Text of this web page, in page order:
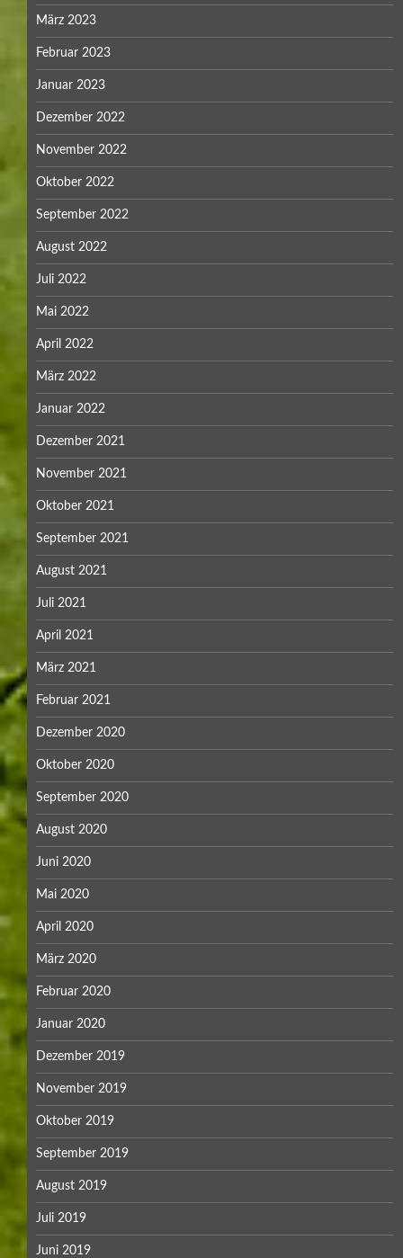
März 2023
Februar 2023
Januar 2023
Dezember 2022
November 2022
Oktober 2022
September 2022
August 2022
Juli 2022
Mai 2022
April 2022
März 2022
Januar 2022
Dezember 2021
November 2021
Oktober 2021
September 2021
August 2021
Juli 2021
April 2021
März 2021
Februar 2021
Dezember 2020
Oktober 2020
September 2020
August 2020
Juni 2020
Mai 2020
April 2020
März 2020
Februar 2020
Januar 2020
Dezember 2019
November 2019
Oktober 2019
September 2019
August 2019
Juli 2019
Juni 2019